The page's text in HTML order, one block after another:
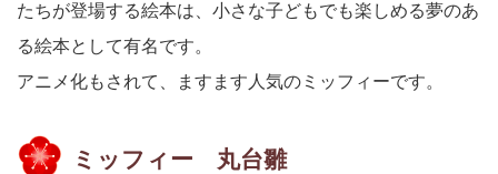
たちが登場する絵本は、小さな子どもでも楽しめる夢のあ
る絵本として有名です。
アニメ化もされて、ますます人気のミッフィーです。
ミッフィー 丸台雛